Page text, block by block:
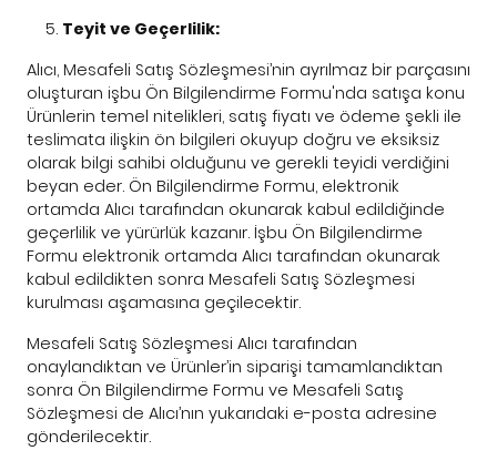
Teyit ve Geçerlilik:
Alıcı, Mesafeli Satış Sözleşmesi’nin ayrılmaz bir parçasını
oluşturan işbu Ön Bilgilendirme Formu'nda satışa konu
Ürünlerin temel nitelikleri, satış fiyatı ve ödeme şekli ile
teslimata ilişkin ön bilgileri okuyup doğru ve eksiksiz
olarak bilgi sahibi olduğunu ve gerekli teyidi verdiğini
beyan eder. Ön Bilgilendirme Formu, elektronik
ortamda Alıcı tarafından okunarak kabul edildiğinde
geçerlilik ve yürürlük kazanır. İşbu Ön Bilgilendirme
Formu elektronik ortamda Alıcı tarafından okunarak
kabul edildikten sonra Mesafeli Satış Sözleşmesi
kurulması aşamasına geçilecektir.
Mesafeli Satış Sözleşmesi Alıcı tarafından
onaylandıktan ve Ürünler’in siparişi tamamlandıktan
sonra Ön Bilgilendirme Formu ve Mesafeli Satış
Sözleşmesi de Alıcı’nın yukarıdaki e-posta adresine
gönderilecektir.